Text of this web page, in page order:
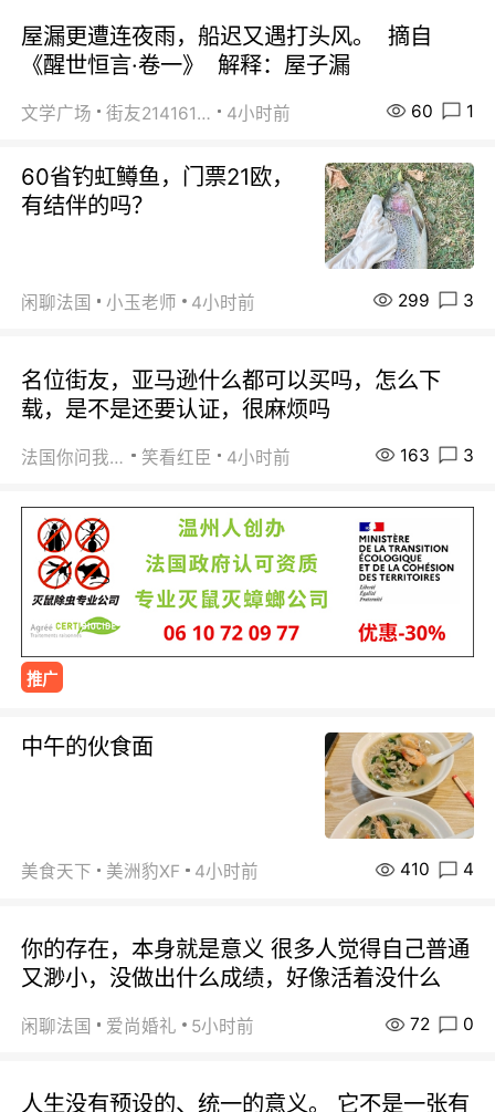
屋漏更遭连夜雨，船迟又遇打头风。 摘自
《醒世恒言·卷一》 解释：屋子漏
文学广场 街友21416156 4小时前 60 1
60省钓虹鳟鱼，门票21欧，
有结伴的吗？
闲聊法国 小玉老师 4小时前 299 3
名位街友，亚马逊什么都可以买吗，怎么下
载，是不是还要认证，很麻烦吗
法国你问我答 笑看红臣 4小时前 163 3
推广
中午的伙食面
美食天下 美洲豹XF 4小时前 410 4
你的存在，本身就是意义 很多人觉得自己普通
又渺小，没做出什么成绩，好像活着没什么
闲聊法国 爱尚婚礼 5小时前 72 0
人生没有预设的、统一的意义。 它不是一张有